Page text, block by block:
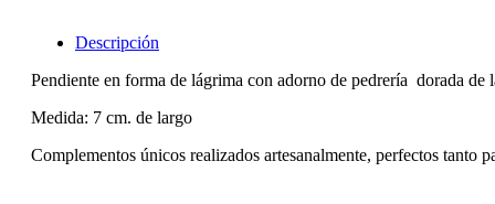
Descripción
Pendiente en forma de lágrima con adorno de pedrería dorada de
Medida: 7 cm. de largo
Complementos únicos realizados artesanalmente, perfectos tanto